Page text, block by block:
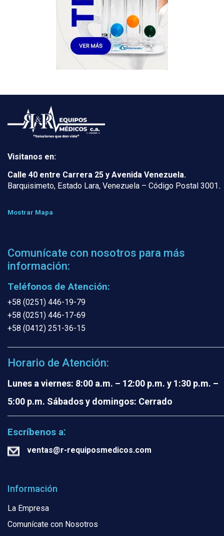
Visitanos en:
Calle 40 entre Carrera 25 y Avenida Venezuela.
Barquisimeto, Estado Lara, Venezuela – Código Postal 3001.
Mostrar Mapa
Comunícate con nosotros para más
información:
Teléfonos de Atención:
+58 (0251) 446-19-79
+58 (0251) 446-17-69
+58 (0412) 251-36-15
Horario de Atención:
Lunes a viernes: 8:00 a.m. – 12:00 p.m. y 1:30 p.m. –
5:00 p.m. Sábados y domingos: Cerrado
Escríbenos a:
ventas@r-requiposmedicos.com
Información
La Empresa
Comunícate con Nosotros